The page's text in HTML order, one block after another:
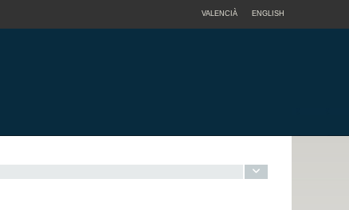
VALENCIÀ ENGLISH